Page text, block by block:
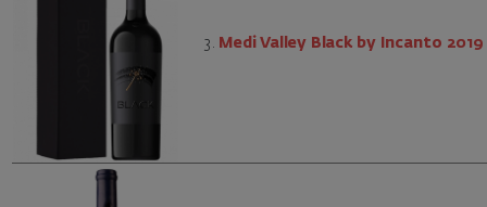
3. Medi Valley Black by Incanto 2019